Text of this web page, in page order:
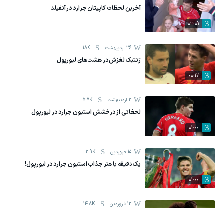
03:09
آخرین لحظات کاپیتان جرارد در آنفیلد
00:17
26 اردیبهشت 18K
ژنتیک لغزش در هشت‌های لیورپول
01:00
3 اردیبهشت 5.7K
لحظاتی از درخشش استیون جرارد در لیورپول
01:00
15 فروردين 3.9K
یک دقیقه با هنر جذاب استیون جرارد در لیورپول!
13 فروردين 14.8K